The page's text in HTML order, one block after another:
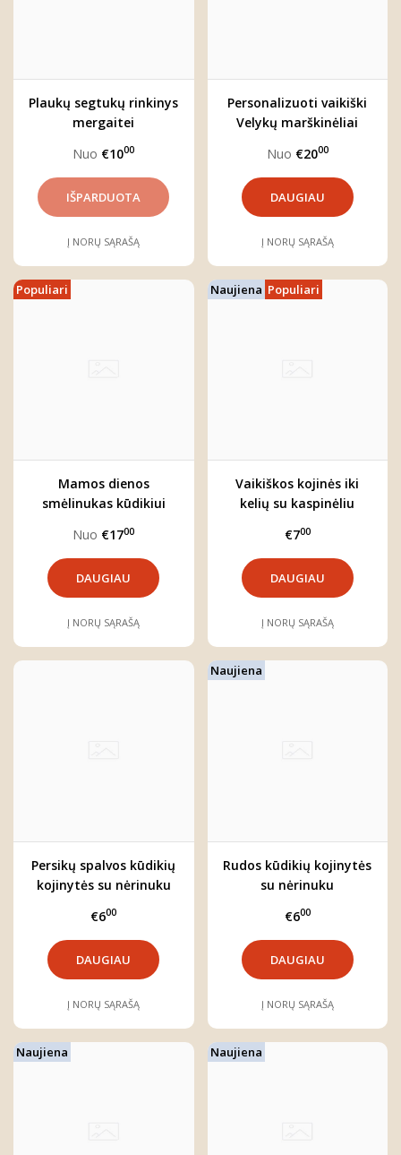
Plaukų segtukų rinkinys
mergaitei
Nuo €1000
Į NORŲ SĄRAŠĄ
Personalizuoti vaikiški
Velykų marškinėliai
Nuo €2000
DAUGIAU
Į NORŲ SĄRAŠĄ
Populiari
Mamos dienos
smėlinukas kūdikiui
Nuo €1700
DAUGIAU
Į NORŲ SĄRAŠĄ
Naujiena Populiari
Vaikiškos kojinės iki
kelių su kaspinėliu
€700
DAUGIAU
Į NORŲ SĄRAŠĄ
Persikų spalvos kūdikių
kojinytės su nėrinuku
€600
DAUGIAU
Į NORŲ SĄRAŠĄ
Naujiena
Rudos kūdikių kojinytės
su nėrinuku
€600
DAUGIAU
Į NORŲ SĄRAŠĄ
Naujiena Naujiena